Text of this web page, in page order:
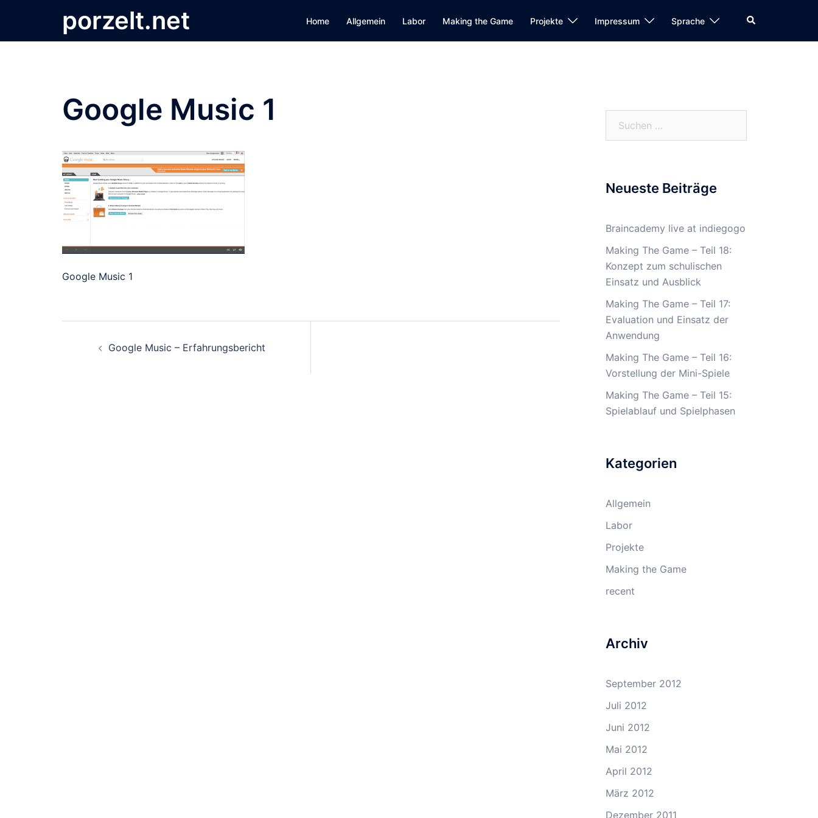
springen
porzelt.net Home Allgemein Labor Making the Game Projekte Impressum Sprache Search
Google Music 1
Google Music 1
Navigation
Google Music – Erfahrungsbericht
Neueste Beiträge
Braincademy live at indiegogo
Making The Game – Teil 18:
Konzept zum schulischen
Einsatz und Ausblick
Making The Game – Teil 17:
Evaluation und Einsatz der
Anwendung
Making The Game – Teil 16:
Vorstellung der Mini-Spiele
Making The Game – Teil 15:
Spielablauf und Spielphasen
Kategorien
Allgemein
Labor
Projekte
Making the Game
recent
Archiv
September 2012
Juli 2012
Juni 2012
Mai 2012
April 2012
März 2012
Dezember 2011